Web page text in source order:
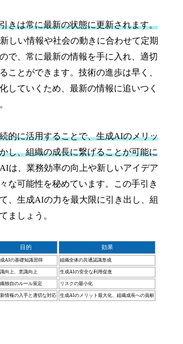
きは常に最新の状態に更新されます。
しい情報や社会の動きに合わせて定期
で、常に最新の情報を手に入れ、適切
ことができます。技術の進歩は早く、
していくため、最新の情報に追いつく
的に活用することで、生成AIのメリッ
し、組織の成長に繋げることが可能に
は、業務効率の向上や新しいアイデア
な可能性を秘めています。この手引き
、生成AIの力を最大限に引き出し、組
ましょう。
目的 効果
AIの基礎知識習得 組織全体の共通認識形成
向上、意識向上 生成AIの安全な利用促進
独自のルール策定 リスクの最小化
情報の入手と適切な対応 生成AIのメリット最大化、組織成長への貢献